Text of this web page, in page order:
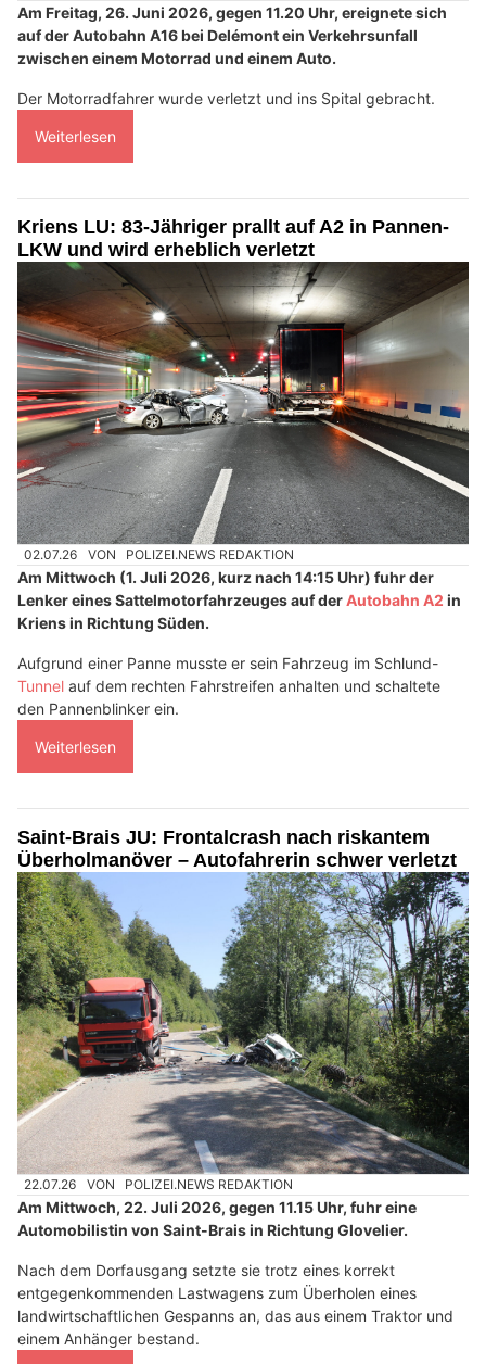
Am Freitag, 26. Juni 2026, gegen 11.20 Uhr, ereignete sich
auf der Autobahn A16 bei Delémont ein Verkehrsunfall
zwischen einem Motorrad und einem Auto.
Der Motorradfahrer wurde verletzt und ins Spital gebracht.
Weiterlesen
Kriens LU: 83-Jähriger prallt auf A2 in Pannen-
LKW und wird erheblich verletzt
02.07.26 VON POLIZEI.NEWS REDAKTION
Am Mittwoch (1. Juli 2026, kurz nach 14:15 Uhr) fuhr der
Lenker eines Sattelmotorfahrzeuges auf derAutobahn A2 in
Kriens in Richtung Süden.
Aufgrund einer Panne musste er sein Fahrzeug im Schlund-
Tunnel auf dem rechten Fahrstreifen anhalten und schaltete
den Pannenblinker ein.
Weiterlesen
Saint-Brais JU: Frontalcrash nach riskantem
Überholmanöver – Autofahrerin schwer verletzt
22.07.26 VON POLIZEI.NEWS REDAKTION
Am Mittwoch, 22. Juli 2026, gegen 11.15 Uhr, fuhr eine
Automobilistin von Saint-Brais in Richtung Glovelier.
Nach dem Dorfausgang setzte sie trotz eines korrekt
entgegenkommenden Lastwagens zum Überholen eines
landwirtschaftlichen Gespanns an, das aus einem Traktor und
einem Anhänger bestand.